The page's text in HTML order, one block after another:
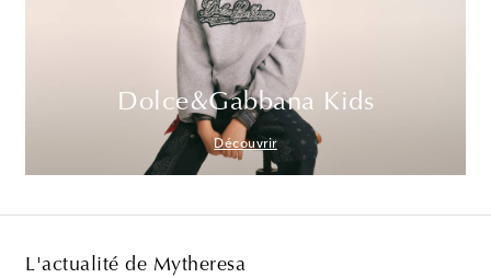
Dolce&Gabbana Kids
Découvrir
L'actualité de Mytheresa